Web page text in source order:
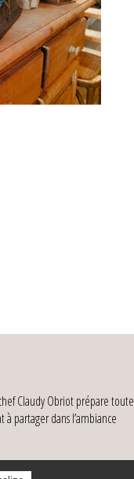
Claudy Obriot prépare toute
partager dans l’ambiance